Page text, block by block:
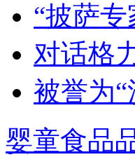
“披萨
对话格
被誉为
婴童食品